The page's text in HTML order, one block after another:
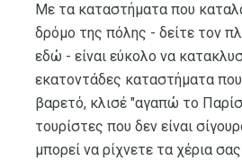
Με τα καταστήματα που
δρόμο της πόλης - δείτε τον
εδώ - είναι εύκολο να
εκατοντάδες καταστήματα
βαρετό, κλισέ "αγαπώ το
τουρίστες που δεν είναι
μπορεί να ρίχνετε τα χέρια